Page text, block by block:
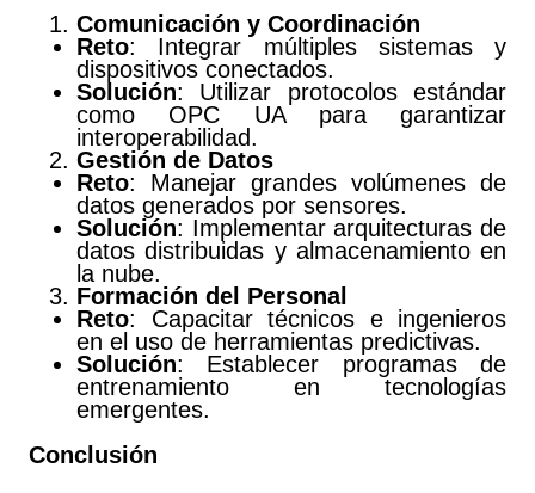
Comunicación y Coordinación
Reto: Integrar múltiples sistemas y
dispositivos conectados.
Solución: Utilizar protocolos estándar
como OPC UA para garantizar
interoperabilidad.
Gestión de Datos
Reto: Manejar grandes volúmenes de
datos generados por sensores.
Solución: Implementar arquitecturas de
datos distribuidas y almacenamiento en
la nube.
Formación del Personal
Reto: Capacitar técnicos e ingenieros
en el uso de herramientas predictivas.
Solución: Establecer programas de
entrenamiento en tecnologías
emergentes.
Conclusión